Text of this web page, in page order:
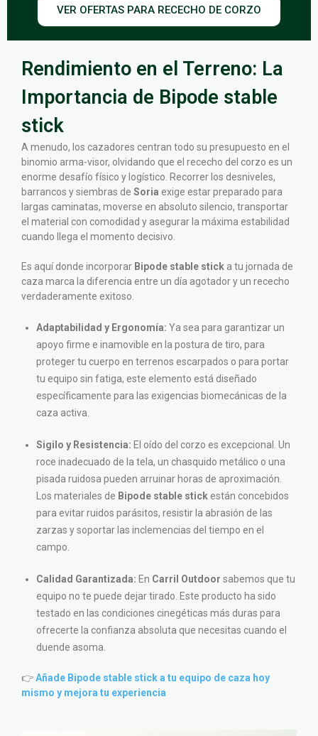
VER OFERTAS PARA RECECHO DE CORZO
Rendimiento en el Terreno: La
Importancia de Bipode stable
stick
A menudo, los cazadores centran todo su presupuesto en el
binomio arma-visor, olvidando que el rececho del corzo es un
enorme desafío físico y logístico. Recorrer los desniveles,
barrancos y siembras de Soria exige estar preparado para
largas caminatas, moverse en absoluto silencio, transportar
el material con comodidad y asegurar la máxima estabilidad
cuando llega el momento decisivo.
Es aquí donde incorporar Bipode stable stick a tu jornada de
caza marca la diferencia entre un día agotador y un rececho
verdaderamente exitoso.
Adaptabilidad y Ergonomía: Ya sea para garantizar un
apoyo firme e inamovible en la postura de tiro, para
proteger tu cuerpo en terrenos escarpados o para portar
tu equipo sin fatiga, este elemento está diseñado
específicamente para las exigencias biomecánicas de la
caza activa.
Sigilo y Resistencia: El oído del corzo es excepcional. Un
roce inadecuado de la tela, un chasquido metálico o una
pisada ruidosa pueden arruinar horas de aproximación.
Los materiales de Bipode stable stick están concebidos
para evitar ruidos parásitos, resistir la abrasión de las
zarzas y soportar las inclemencias del tiempo en el
campo.
Calidad Garantizada: En Carril Outdoor sabemos que tu
equipo no te puede dejar tirado. Este producto ha sido
testado en las condiciones cinegéticas más duras para
ofrecerte la confianza absoluta que necesitas cuando el
duende asoma.
👉Añade Bipode stable stick a tu equipo de caza hoy
mismo y mejora tu experiencia